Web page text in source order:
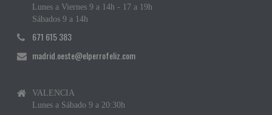
Lunes a Viernes 9 a 14h - 17 a 19h
Sábados 9 a 14h
671 615 383
madrid.oeste@elperrofeliz.com
VALENCIA
Lunes a Sábado 9 a 20:30h